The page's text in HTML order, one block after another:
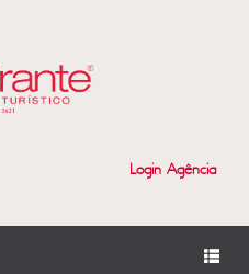
Login Agência